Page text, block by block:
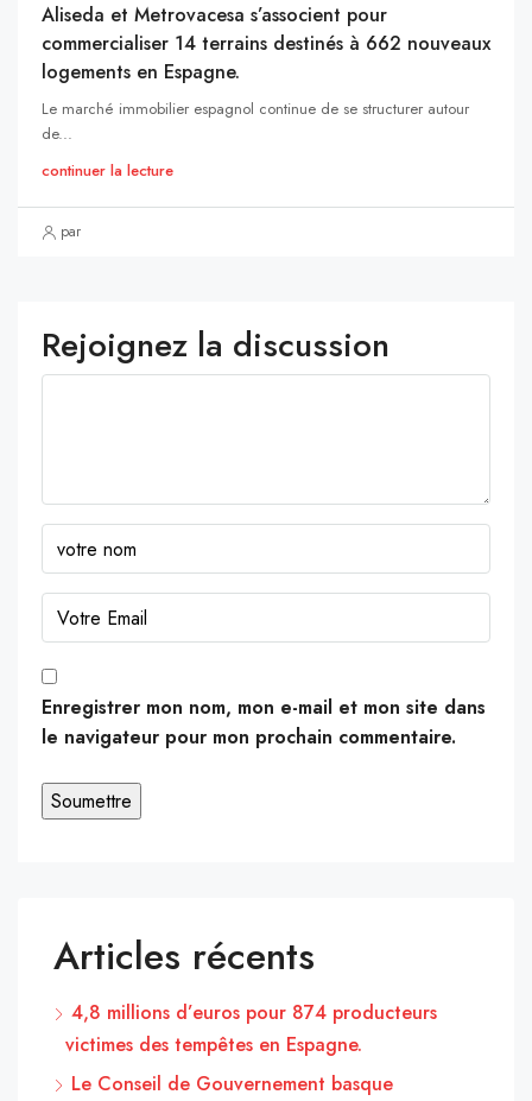
Aliseda et Metrovacesa s’associent pour
commercialiser 14 terrains destinés à 662 nouveaux
logements en Espagne.
Le marché immobilier espagnol continue de se structurer autour
de...
continuer la lecture
par
Rejoignez la discussion
Enregistrer mon nom, mon e-mail et mon site dans
le navigateur pour mon prochain commentaire.
Articles récents
4,8 millions d’euros pour 874 producteurs
victimes des tempêtes en Espagne.
Le Conseil de Gouvernement basque